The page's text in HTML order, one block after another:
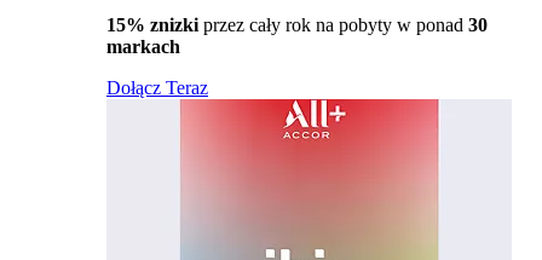
15% znizki przez cały rok na pobyty w ponad 30
markach
Dołącz Teraz